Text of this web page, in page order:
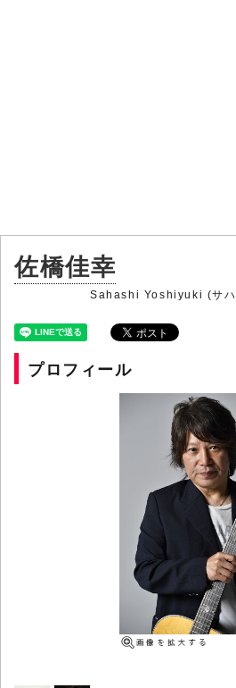
佐橋佳幸
Sahashi Yoshiyuki (サハ
プロフィール